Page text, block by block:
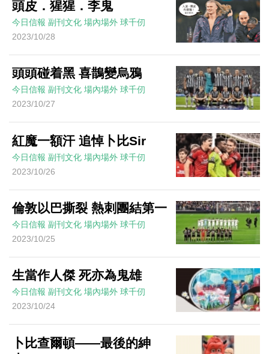
頭皮．猩猩．李鬼
今日信報 副刊文化 場內場外 球千仞
2023/10/28
頭頭碰着黑 喜鵲變烏鴉
今日信報 副刊文化 場內場外 球千仞
2023/10/27
紅魔一額汗 追悼卜比Sir
今日信報 副刊文化 場內場外 球千仞
2023/10/26
倫敦以巴撕裂 熱刺團結第一
今日信報 副刊文化 場內場外 球千仞
2023/10/25
生當作人傑 死亦為鬼雄
今日信報 副刊文化 場內場外 球千仞
2023/10/24
卜比查爾頓——最後的紳